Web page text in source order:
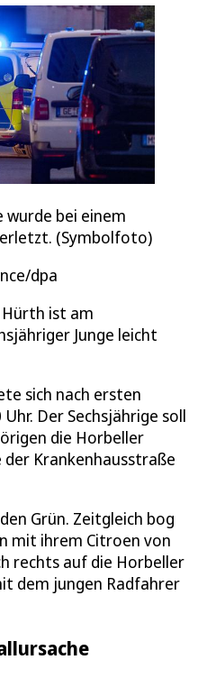
wurde bei einem
(Symbolfoto)
dpa
ist am
Junge leicht
sich nach ersten
Der Sechsjährige soll
die Horbeller
Krankenhausstraße
Grün. Zeitgleich bog
mit ihrem Citroen von
rechts auf die Horbeller
dem jungen Radfahrer